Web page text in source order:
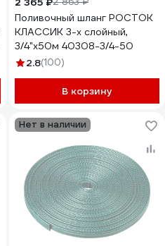
Поливочный шланг РОСТОК
КЛАССИК 3-х слойный,
3/4"x50м 40308-3/4-50
2.8(100)
В корзину
Нет в наличии